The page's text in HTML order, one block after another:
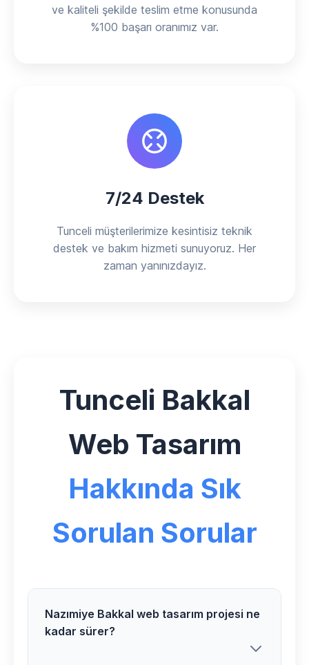
ve kaliteli şekilde teslim etme konusunda
%100 başarı oranımız var.
7/24 Destek
Tunceli müşterilerimize kesintisiz teknik
destek ve bakım hizmeti sunuyoruz. Her
zaman yanınızdayız.
Tunceli Bakkal
Web Tasarım
Hakkında Sık
Sorulan Sorular
Nazımiye Bakkal web tasarım projesi ne
kadar sürer?